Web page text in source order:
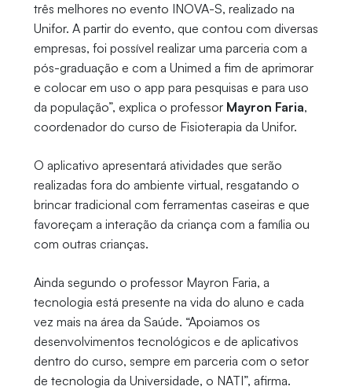
três melhores no evento INOVA-S, realizado na
Unifor. A partir do evento, que contou com diversas
empresas, foi possível realizar uma parceria com a
pós-graduação e com a Unimed a fim de aprimorar
e colocar em uso o app para pesquisas e para uso
da população”, explica o professor Mayron Faria,
coordenador do curso de Fisioterapia da Unifor.
O aplicativo apresentará atividades que serão
realizadas fora do ambiente virtual, resgatando o
brincar tradicional com ferramentas caseiras e que
favoreçam a interação da criança com a família ou
com outras crianças.
Ainda segundo o professor Mayron Faria, a
tecnologia está presente na vida do aluno e cada
vez mais na área da Saúde. “Apoiamos os
desenvolvimentos tecnológicos e de aplicativos
dentro do curso, sempre em parceria com o setor
de tecnologia da Universidade, o NATI”, afirma.